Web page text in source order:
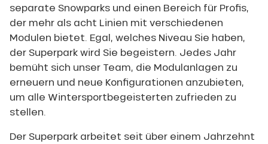
separate Snowparks und einen Bereich für Profis,
der mehr als acht Linien mit verschiedenen
Modulen bietet. Egal, welches Niveau Sie haben,
der Superpark wird Sie begeistern. Jedes Jahr
bemüht sich unser Team, die Modulanlagen zu
erneuern und neue Konfigurationen anzubieten,
um alle Wintersportbegeisterten zufrieden zu
stellen.
Der Superpark arbeitet seit über einem Jahrzehnt